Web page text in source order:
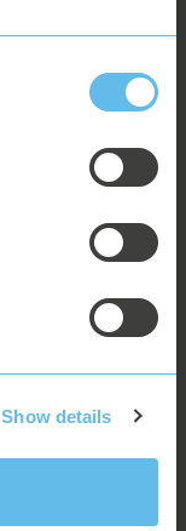
Show details
94301, USA